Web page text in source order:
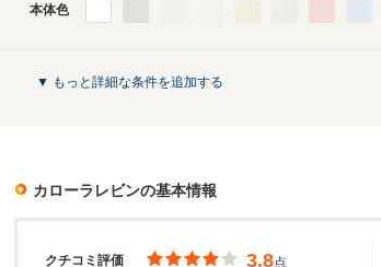
本体色
▼ もっと詳細な条件を追加する
カローラレビンの基本情報
クチコミ評価 3.8点